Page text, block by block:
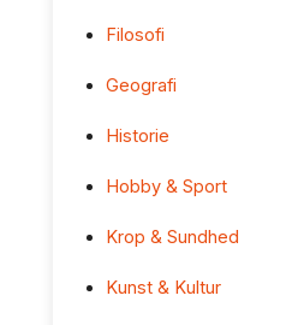
Filosofi
Geografi
Historie
Hobby & Sport
Krop & Sundhed
Kunst & Kultur